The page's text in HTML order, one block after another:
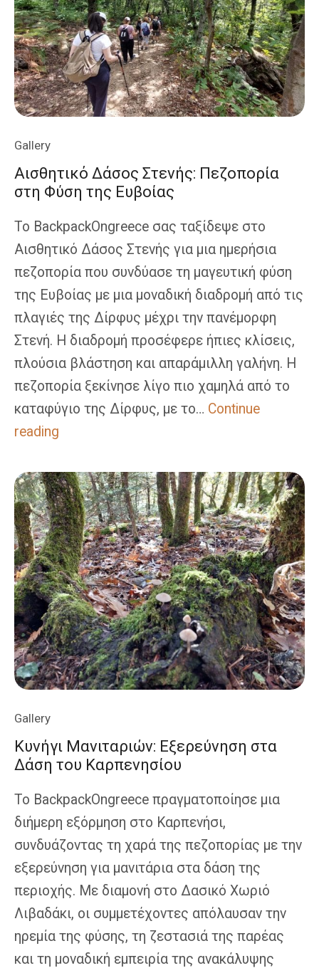
Αρκαδίας
Gallery
Αισθητικό Δάσος Στενής: Πεζοπορία
στη Φύση της Ευβοίας
Το BackpackOngreece σας ταξίδεψε στο
Αισθητικό Δάσος Στενής για μια ημερήσια
πεζοπορία που συνδύασε τη μαγευτική φύση
της Ευβοίας με μια μοναδική διαδρομή από τις
πλαγιές της Δίρφυς μέχρι την πανέμορφη
Στενή. Η διαδρομή προσέφερε ήπιες κλίσεις,
πλούσια βλάστηση και απαράμιλλη γαλήνη. Η
πεζοπορία ξεκίνησε λίγο πιο χαμηλά από το
καταφύγιο της Δίρφυς, με το… Continue
reading
Στενής:
Πεζοπορία
Στη
Φύση
Της
Ευβοίας
Gallery
Κυνήγι Μανιταριών: Εξερεύνηση στα
Δάση του Καρπενησίου
Το BackpackOngreece πραγματοποίησε μια
διήμερη εξόρμηση στο Καρπενήσι,
συνδυάζοντας τη χαρά της πεζοπορίας με την
εξερεύνηση για μανιτάρια στα δάση της
περιοχής. Με διαμονή στο Δασικό Χωριό
Λιβαδάκι, οι συμμετέχοντες απόλαυσαν την
ηρεμία της φύσης, τη ζεστασιά της παρέας
και τη μοναδική εμπειρία της ανακάλυψης